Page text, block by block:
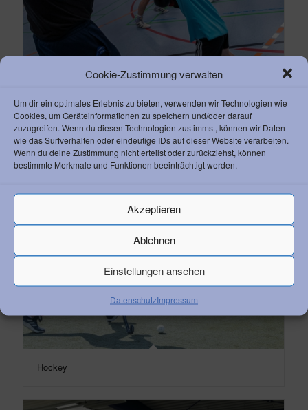
Cookie-Zustimmung verwalten
Um dir ein optimales Erlebnis zu bieten, verwenden wir Technologien wie
Cookies, um Geräteinformationen zu speichern und/oder darauf
zuzugreifen. Wenn du diesen Technologien zustimmst, können wir Daten
wie das Surfverhalten oder eindeutige IDs auf dieser Website verarbeiten.
Wenn du deine Zustimmung nicht erteilst oder zurückziehst, können
bestimmte Merkmale und Funktionen beeinträchtigt werden.
Akzeptieren
Ablehnen
Einstellungen ansehen
DatenschutzImpressum
Boxen
Hockey